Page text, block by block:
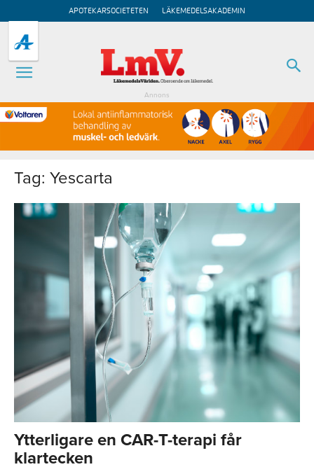
APOTEKARSOCIETETEN LÄKEMEDELSAKADEMIN
Annons
Tag: Yescarta
Ytterligare en CAR-T-terapi får
klartecken